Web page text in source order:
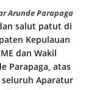
Arunde Parapaga
salut patut di
Kepulauan
dan Wakil
Parapaga, atas
Aparatur